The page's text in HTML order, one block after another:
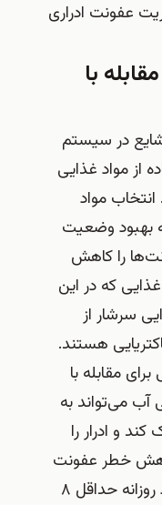
عفونت ادراری
با
در سیستم
از مواد غذایی
مواد
بهبود وضعیت
را کاهش
که در این
سرشار از
هستند.
مقابله با
می‌تواند به
و ادرار را
خطر عفونت
می‌شود. توصیه می‌شود که افراد روزانه حداقل ۸